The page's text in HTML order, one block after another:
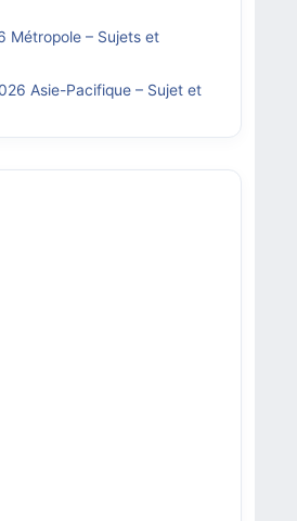
Métropole – Sujets et
Asie-Pacifique – Sujet et